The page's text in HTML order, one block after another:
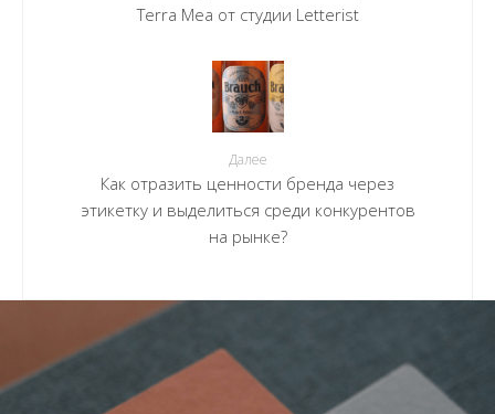
Terra Mea от студии Letterist
Далее
Как отразить ценности бренда через
этикетку и выделиться среди конкурентов
на рынке?